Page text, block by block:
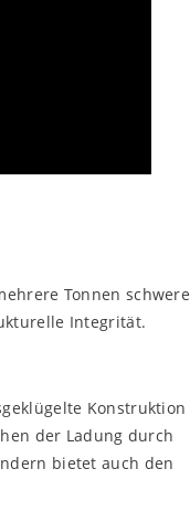
Tonnen schwere
Integrität.
Konstruktion
der Ladung durch
bietet auch den